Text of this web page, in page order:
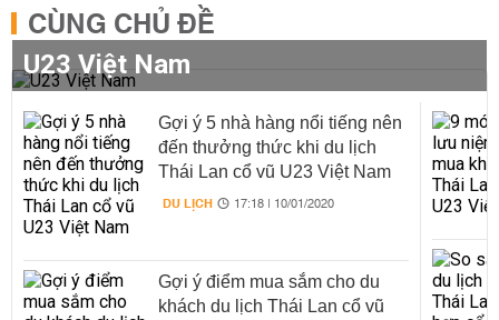
CÙNG CHỦ ĐỀ
U23 Việt Nam
Gợi ý 5 nhà hàng nổi tiếng nên
đến thưởng thức khi du lịch
Thái Lan cổ vũ U23 Việt Nam
DU LỊCH 17:18 | 10/01/2020
Gợi ý điểm mua sắm cho du
khách du lịch Thái Lan cổ vũ